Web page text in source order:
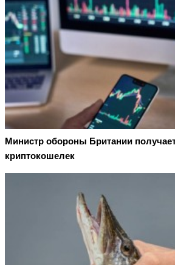
Министр обороны Британии
криптокошелек